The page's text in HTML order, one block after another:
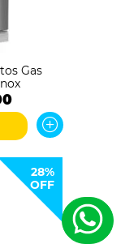
Gas
28%
OFF